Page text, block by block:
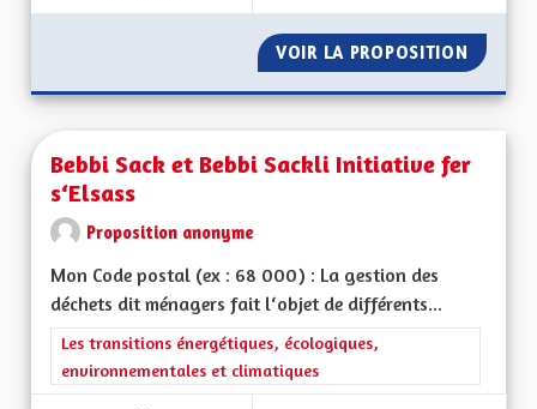
VOIR LA PROPOSITION AVOIR
Bebbi Sack et Bebbi Sackli Initiative fer
s‘Elsass
Proposition anonyme
Mon Code postal (ex : 68 000) : La gestion des
déchets dit ménagers fait l‘objet de différents...
Filtrer les résultats de la catégorie : Les transitions
Les transitions énergétiques, écologiques,
environnementales et climatiques